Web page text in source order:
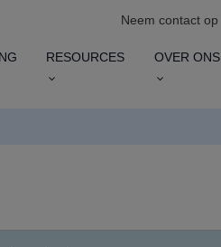
Neem contact op
RESOURCES OVER ONS